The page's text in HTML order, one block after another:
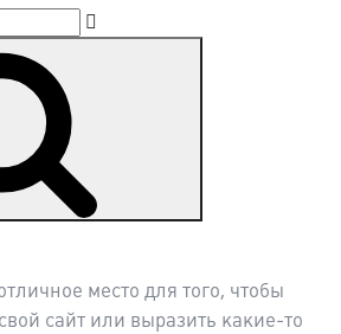
место для того, чтобы
сайт или выразить какие-то